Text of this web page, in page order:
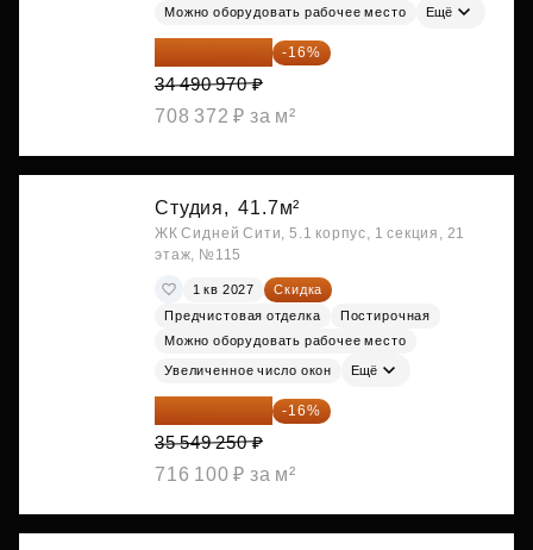
Можно оборудовать рабочее место Ещё
28 972 415 ₽ -16%
34 490 970 ₽
708 372 ₽ за м²
Студия, 41.7м²
ЖК Сидней Сити, 5.1 корпус, 1 секция, 21
этаж, №115
1 кв 2027
Скидка
Предчистовая отделка
Постирочная
Можно оборудовать рабочее место
Увеличенное число окон Ещё
29 861 370 ₽ -16%
35 549 250 ₽
716 100 ₽ за м²